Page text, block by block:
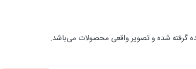
گرفته شده و تصویر واقعی محصولات می‌باشد.